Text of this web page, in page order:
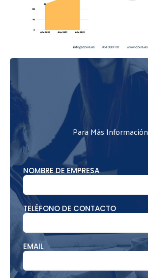
Para Más Información
NOMBRE DE EMPRESA
TELÉFONO DE CONTACTO
EMAIL